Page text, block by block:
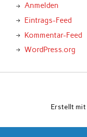
Anmelden
Eintrags-Feed
Kommentar-Feed
WordPress.org
Erstellt mit